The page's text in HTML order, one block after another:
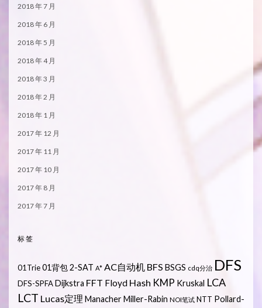
2018 年 7 月
2018 年 6 月
2018 年 5 月
2018 年 4 月
2018 年 3 月
2018 年 2 月
2018 年 1 月
2017 年 12 月
2017 年 11 月
2017 年 10 月
2017 年 8 月
2017 年 7 月
标签
01Trie01背包2-SAT A* AC自动机 BFS BSGS cdq分治 DFS
DFS-SPFADijkstra FFT Floyd Hash KMP Kruskal LCA
LCT Lucas定理 ManacherMiller-Rabin NOI笔试 NTT Pollard-